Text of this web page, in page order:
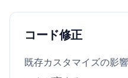
コード修正
既存カスタマイズの影